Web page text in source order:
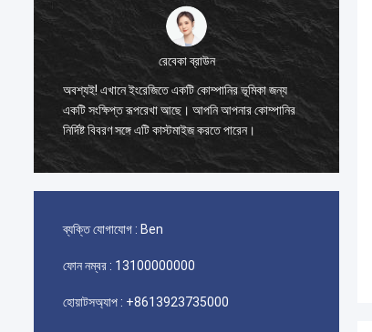
রেবেকা ব্রাউন
অবশ্যই! এখানে ইংরেজিতে একটি কোম্পানির ভূমিকা জন্য
একটি সংক্ষিপ্ত রূপরেখা আছে। আপনি আপনার কোম্পানির
নির্দিষ্ট বিবরণ সঙ্গে এটি কাস্টমাইজ করতে পারেন।
ব্যক্তি যোগাযোগ : Ben
ফোন নম্বর : 13100000000
হোয়াটসঅ্যাপ : +8613923735000